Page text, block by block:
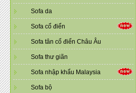
Sofa da
Sofa cổ điển
Sofa tân cổ điển Châu Âu
Sofa thư giãn
Sofa nhập khẩu Malaysia
Sofa bộ